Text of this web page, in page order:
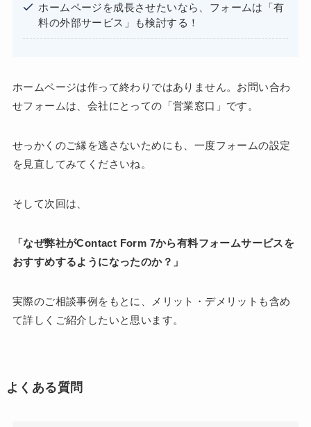
ホームページを成長させたいなら、フォームは「有
料の外部サービス」も検討する！
ホームページは作って終わりではありません。お問い合わ
せフォームは、会社にとっての「営業窓口」です。
せっかくのご縁を逃さないためにも、一度フォームの設定
を見直してみてくださいね。
そして次回は、
「なぜ弊社がContact Form 7から有料フォームサービスを
おすすめするようになったのか？」
実際のご相談事例をもとに、メリット・デメリットも含め
て詳しくご紹介したいと思います。
よくある質問